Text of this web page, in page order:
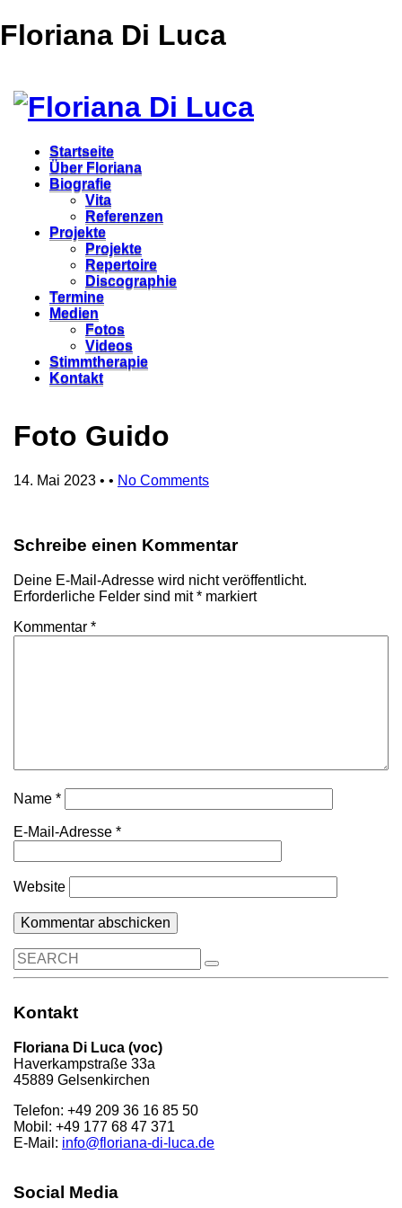
Floriana Di Luca
Startseite
Über Floriana
Biografie
Vita
Referenzen
Projekte
Projekte
Repertoire
Discographie
Termine
Medien
Fotos
Videos
Stimmtherapie
Kontakt
Foto Guido
14. Mai 2023 • • No Comments
Schreibe einen Kommentar
Deine E-Mail-Adresse wird nicht veröffentlicht.
Erforderliche Felder sind mit* markiert
Kommentar *
Name *
E-Mail-Adresse *
Website
Search
for:
Kontakt
Floriana Di Luca (voc)
Haverkampstraße 33a
45889 Gelsenkirchen
Telefon: +49 209 36 16 85 50
Mobil: +49 177 68 47 371
E-Mail: info@floriana-di-luca.de
Social Media